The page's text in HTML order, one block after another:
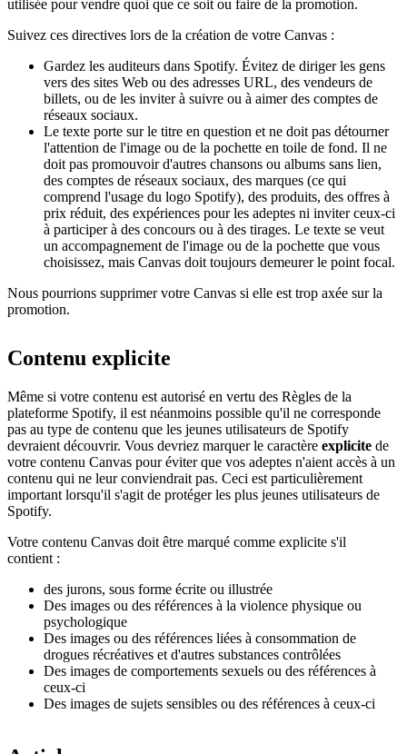
utilisée pour vendre quoi que ce soit ou faire de la promotion.
Suivez ces directives lors de la création de votre Canvas :
Gardez les auditeurs dans Spotify. Évitez de diriger les gens
vers des sites Web ou des adresses URL, des vendeurs de
billets, ou de les inviter à suivre ou à aimer des comptes de
réseaux sociaux.
Le texte porte sur le titre en question et ne doit pas détourner
l'attention de l'image ou de la pochette en toile de fond. Il ne
doit pas promouvoir d'autres chansons ou albums sans lien,
des comptes de réseaux sociaux, des marques (ce qui
comprend l'usage du logo Spotify), des produits, des offres à
prix réduit, des expériences pour les adeptes ni inviter ceux-ci
à participer à des concours ou à des tirages. Le texte se veut
un accompagnement de l'image ou de la pochette que vous
choisissez, mais Canvas doit toujours demeurer le point focal.
Nous pourrions supprimer votre Canvas si elle est trop axée sur la
promotion.
Contenu explicite
Même si votre contenu est autorisé en vertu des Règles de la
plateforme Spotify, il est néanmoins possible qu'il ne corresponde
pas au type de contenu que les jeunes utilisateurs de Spotify
devraient découvrir. Vous devriez marquer le caractère explicite de
votre contenu Canvas pour éviter que vos adeptes n'aient accès à un
contenu qui ne leur conviendrait pas. Ceci est particulièrement
important lorsqu'il s'agit de protéger les plus jeunes utilisateurs de
Spotify.
Votre contenu Canvas doit être marqué comme explicite s'il
contient :
des jurons, sous forme écrite ou illustrée
Des images ou des références à la violence physique ou
psychologique
Des images ou des références liées à consommation de
drogues récréatives et d'autres substances contrôlées
Des images de comportements sexuels ou des références à
ceux-ci
Des images de sujets sensibles ou des références à ceux-ci